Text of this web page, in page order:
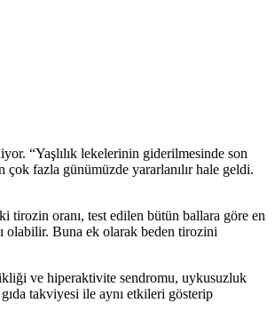
“Yaşlılık lekelerinin giderilmesinde son
çok fazla günümüzde yararlanılır hale geldi.
tirozin oranı, test edilen bütün ballara göre en
olabilir. Buna ek olarak beden tirozini
ve hiperaktivite sendromu, uykusuzluk
takviyesi ile aynı etkileri gösterip